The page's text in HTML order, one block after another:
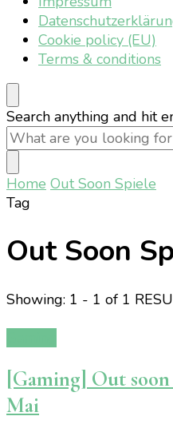
Cookie policy (EU)
Terms & conditions
Looking
for
Something?
Search anything and hit
Home Out Soon Spiele
Tag
Out Soon
Showing: 1 - 1 of 1
[Gaming] Out
Mai